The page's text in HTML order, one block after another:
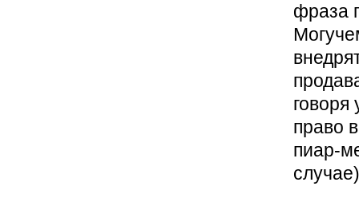
фраза
говоря
право
пиар-